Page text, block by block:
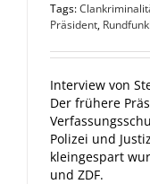
Tags:
Präsident,
Interview von
Der frühere
Polizei und
kleingespart
und ZDF.